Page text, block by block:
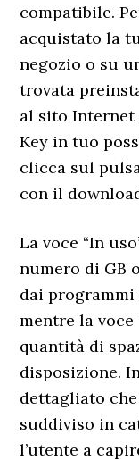
compatibile.
acquistato la
negozio o su
trovata
al sito
Key in tuo
clicca sul
con il
La voce “In
numero di GB
dai
mentre la voce
quantità di
disposizione.
dettagliato
suddiviso in
l’utente a